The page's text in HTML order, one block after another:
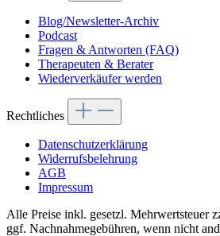
Blog/Newsletter-Archiv
Podcast
Fragen & Antworten (FAQ)
Therapeuten & Berater
Wiederverkäufer werden
Rechtliches
Datenschutzerklärung
Widerrufsbelehrung
AGB
Impressum
Alle Preise inkl. gesetzl. Mehrwertsteuer
ggf. Nachnahmegebühren, wenn nicht